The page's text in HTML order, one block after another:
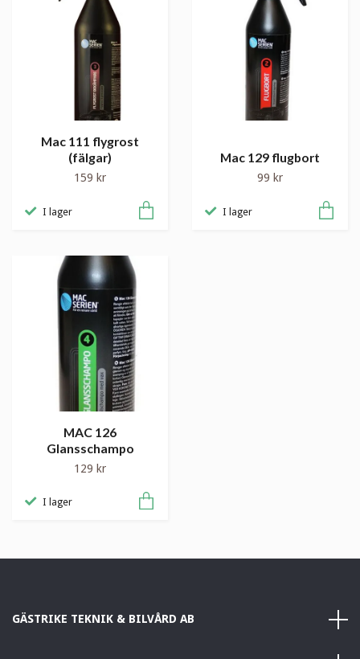
Mac 111 flygrost
(fälgar)
159 kr
I lager
Mac 129 flugbort
99 kr
I lager
MAC 126
Glansschampo
129 kr
I lager
GÄSTRIKE TEKNIK & BILVÅRD AB